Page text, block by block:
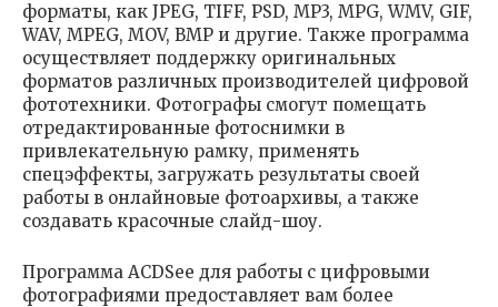
форматы, как JPEG, TIFF, PSD, MP3, MPG, WMV, GIF,
WAV, MPEG, MOV, BMP и другие. Также программа
осуществляет поддержку оригинальных
форматов различных производителей цифровой
фототехники. Фотографы смогут помещать
отредактированные фотоснимки в
привлекательную рамку, применять
спецэффекты, загружать результаты своей
работы в онлайновые фотоархивы, а также
создавать красочные слайд-шоу.
Программа ACDSee для работы с цифровыми
фотографиями предоставляет вам более